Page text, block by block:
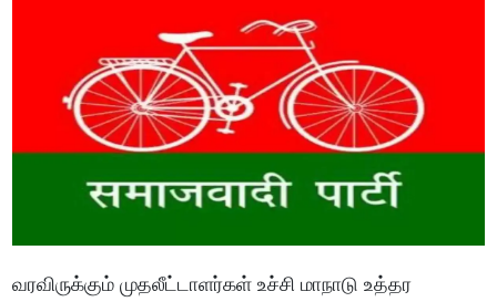
வரவிருக்கும் முதலீட்டாளர்கள் உச்சி மாநாடு உத்தர